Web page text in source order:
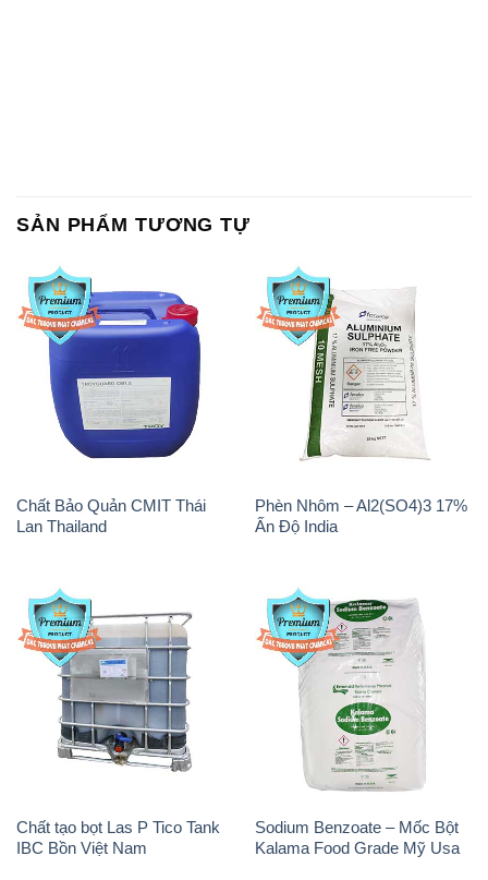
Chất Bảo Quản CMIT Thái
Lan Thailand
Phèn Nhôm – Al2(SO4)3 17%
Ấn Độ India
Chất tạo bọt Las P Tico Tank
IBC Bồn Việt Nam
Sodium Benzoate – Mốc Bột
Kalama Food Grade Mỹ Usa